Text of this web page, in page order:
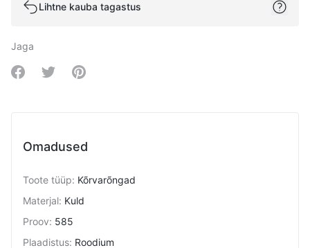
Lihtne kauba tagastus
Jaga
Share on Facebook
Share on Twitter
Share on Pinterest
Omadused
Toote tüüp: Kõrvarõngad
Materjal: Kuld
Proov: 585
Plaadistus: Roodium